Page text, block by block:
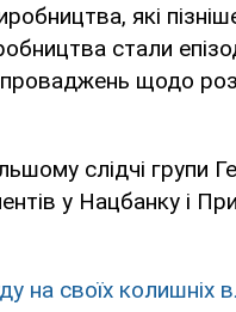
які
стали
щодо
слідчі групи
у Нацбанку і
на своїх колишніх